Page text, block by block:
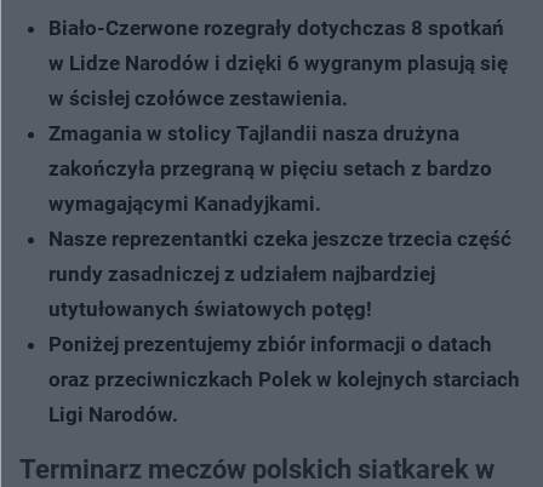
Biało-Czerwone rozegrały dotychczas 8 spotkań
w Lidze Narodów i dzięki 6 wygranym plasują się
w ścisłej czołówce zestawienia.
Zmagania w stolicy Tajlandii nasza drużyna
zakończyła przegraną w pięciu setach z bardzo
wymagającymi Kanadyjkami.
Nasze reprezentantki czeka jeszcze trzecia część
rundy zasadniczej z udziałem najbardziej
utytułowanych światowych potęg!
Poniżej prezentujemy zbiór informacji o datach
oraz przeciwniczkach Polek w kolejnych starciach
Ligi Narodów.
Terminarz meczów polskich siatkarek w